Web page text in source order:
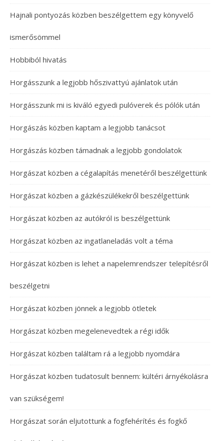
Hajnali pontyozás közben beszélgettem egy könyvelő
ismerősömmel
Hobbiból hivatás
Horgásszunk a legjobb hőszivattyú ajánlatok után
Horgásszunk mi is kiváló egyedi pulóverek és pólók után
Horgászás közben kaptam a legjobb tanácsot
Horgászás közben támadnak a legjobb gondolatok
Horgászat közben a cégalapítás menetéről beszélgettünk
Horgászat közben a gázkészülékekről beszélgettünk
Horgászat közben az autókról is beszélgettünk
Horgászat közben az ingatlaneladás volt a téma
Horgászat közben is lehet a napelemrendszer telepítésről
beszélgetni
Horgászat közben jönnek a legjobb ötletek
Horgászat közben megelenevedtek a régi idők
Horgászat közben találtam rá a legjobb nyomdára
Horgászat közben tudatosult bennem: kültéri árnyékolásra
van szükségem!
Horgászat során eljutottunk a fogfehérítés és fogkő